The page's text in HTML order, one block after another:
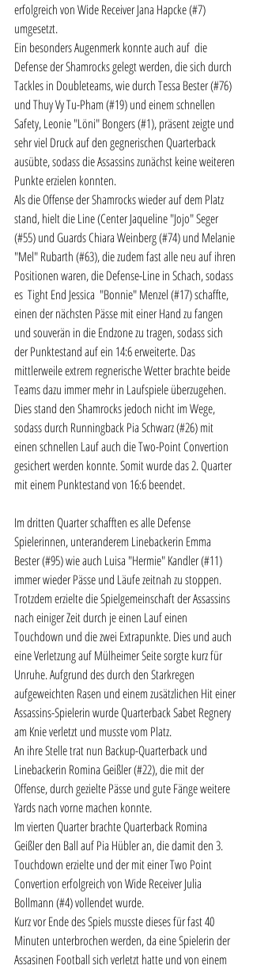
erfolgreich von Wide Receiver Jana Hapcke (#7)
umgesetzt.
Ein besonders Augenmerk konnte auch auf  die
Defense der Shamrocks gelegt werden, die sich durch
Tackles in Doubleteams, wie durch Tessa Bester (#76)
und Thuy Vy Tu-Pham (#19) und einem schnellen
Safety, Leonie "Löni" Bongers (#1), präsent zeigte und
sehr viel Druck auf den gegnerischen Quarterback
ausübte, sodass die Assassins zunächst keine weiteren
Punkte erzielen konnten.
Als die Offense der Shamrocks wieder auf dem Platz
stand, hielt die Line (Center Jaqueline "Jojo" Seger
(#55) und Guards Chiara Weinberg (#74) und Melanie
"Mel" Rubarth (#63), die zudem fast alle neu auf ihren
Positionen waren, die Defense-Line in Schach, sodass
es  Tight End Jessica  "Bonnie" Menzel (#17) schaffte,
einen der nächsten Pässe mit einer Hand zu fangen
und souverän in die Endzone zu tragen, sodass sich
der Punktestand auf ein 14:6 erweiterte. Das
mittlerweile extrem regnerische Wetter brachte beide
Teams dazu immer mehr in Laufspiele überzugehen.
Dies stand den Shamrocks jedoch nicht im Wege,
sodass durch Runningback Pia Schwarz (#26) mit
einen schnellen Lauf auch die Two-Point Convertion
gesichert werden konnte. Somit wurde das 2. Quarter
mit einem Punktestand von 16:6 beendet.
Im dritten Quarter schafften es alle Defense
Spielerinnen, unteranderem Linebackerin Emma
Bester (#95) wie auch Luisa "Hermie" Kandler (#11)
immer wieder Pässe und Läufe zeitnah zu stoppen.
Trotzdem erzielte die Spielgemeinschaft der Assassins
nach einiger Zeit durch je einen Lauf einen
Touchdown und die zwei Extrapunkte. Dies und auch
eine Verletzung auf Mülheimer Seite sorgte kurz für
Unruhe. Aufgrund des durch den Starkregen
aufgeweichten Rasen und einem zusätzlichen Hit einer
Assassins-Spielerin wurde Quarterback Sabet Regnery
am Knie verletzt und musste vom Platz.
An ihre Stelle trat nun Backup-Quarterback und
Linebackerin Romina Geißler (#22), die mit der
Offense, durch gezielte Pässe und gute Fänge weitere
Yards nach vorne machen konnte.
Im vierten Quarter brachte Quarterback Romina
Geißler den Ball auf Pia Hübler an, die damit den 3.
Touchdown erzielte und der mit einer Two Point
Convertion erfolgreich von Wide Receiver Julia
Bollmann (#4) vollendet wurde.
Kurz vor Ende des Spiels musste dieses für fast 40
Minuten unterbrochen werden, da eine Spielerin der
Assasinen Football sich verletzt hatte und von einem